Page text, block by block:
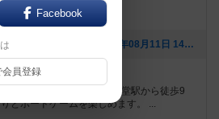
[NEW] 当店初のボードゲーム交流会開催！！！（2025年08月11日 14時17分）
カフェCARIVAN 近鉄五位堂駅から徒歩9
とボードゲームを楽しめます。 ...
Facebook
会員登録